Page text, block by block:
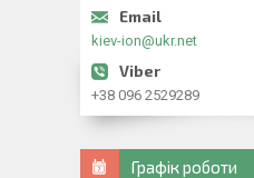
kiev-ion@ukr.net
+38 096 2529289
Графік роботи